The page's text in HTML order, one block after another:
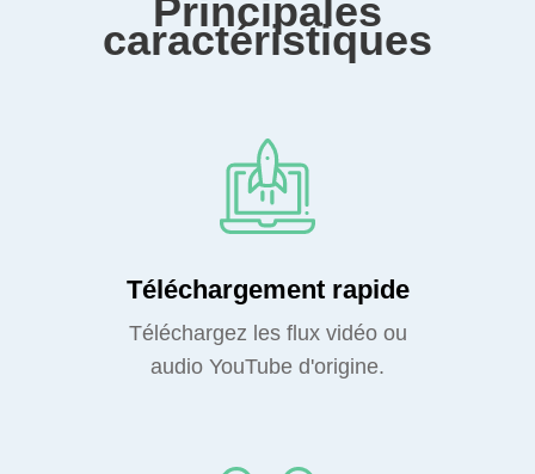
Principales
caractéristiques
Téléchargement rapide
Téléchargez les flux vidéo ou
audio YouTube d'origine.